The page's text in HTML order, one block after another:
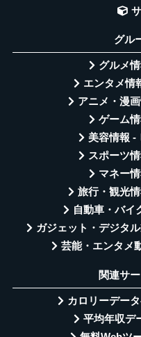
グル
グルメ
エンタメ情
アニメ・漫
ゲーム
美容情報 -
スポーツ
マネー
旅行・観光
自動車・バイ
ガジェット・デジタ
芸能・エンタメ
関連サ
カロリーデー
平均年収デ